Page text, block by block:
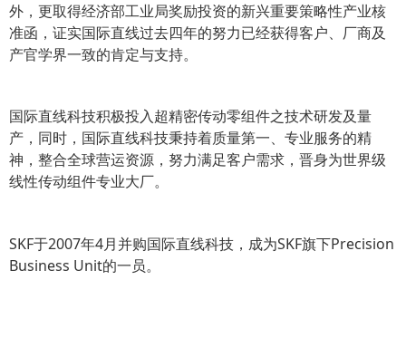
外，更取得经济部工业局奖励投资的新兴重要策略性产业核
准函，证实国际直线过去四年的努力已经获得客户、厂商及
产官学界一致的肯定与支持。
国际直线科技积极投入超精密传动零组件之技术研发及量
产，同时，国际直线科技秉持着质量第一、专业服务的精
神，整合全球营运资源，努力满足客户需求，晋身为世界级
线性传动组件专业大厂。
SKF于2007年4月并购国际直线科技，成为SKF旗下Precision
Business Unit的一员。